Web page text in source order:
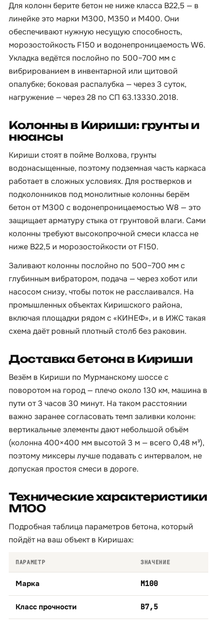
Для колонн берите бетон не ниже класса B22,5 — в
линейке это марки М300, М350 и М400. Они
обеспечивают нужную несущую способность,
морозостойкость F150 и водонепроницаемость W6.
Укладка ведётся послойно по 500–700 мм с
вибрированием в инвентарной или щитовой
опалубке; боковая распалубка — через 3 суток,
нагружение — через 28 по СП 63.13330.2018.
Колонны в Кириши: грунты и
нюансы
Кириши стоят в пойме Волхова, грунты
водонасыщенные, поэтому подземная часть каркаса
работает в сложных условиях. Для ростверков и
подколонников под монолитные колонны берём
бетон от М300 с водонепроницаемостью W8 — это
защищает арматуру стыка от грунтовой влаги. Сами
колонны требуют высокопрочной смеси класса не
ниже B22,5 и морозостойкости от F150.
Заливают колонны послойно по 500–700 мм с
глубинным вибратором, подача — через хобот или
насосом снизу, чтобы поток не расслаивался. На
промышленных объектах Киришского района,
включая площадки рядом с «КИНЕФ», и в ИЖС такая
схема даёт ровный плотный столб без раковин.
Доставка бетона в Кириши
Везём в Кириши по Мурманскому шоссе с
поворотом на город — плечо около 130 км, машина в
пути от 3 часов 30 минут. На таком расстоянии
важно заранее согласовать темп заливки колонн:
вертикальные элементы дают небольшой объём
(колонна 400×400 мм высотой 3 м — всего 0,48 м³),
поэтому миксеры лучше подавать с интервалом, не
допуская простоя смеси в дороге.
Технические характеристики
М100
Подробная таблица параметров бетона, который
пойдёт на ваш объект в Киришах:
ПАРАМЕТР ЗНАЧЕНИЕ
Марка М100
Класс прочности B7,5